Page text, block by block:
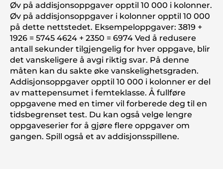
Øv på addisjonsoppgaver opptil 10 000 i kolonner.
Øv på addisjonsoppgaver i kolonner opptil 10 000
på dette nettstedet. Eksempeloppgaver: 3819 +
1926 = 5745 4624 + 2350 = 6974 Ved å redusere
antall sekunder tilgjengelig for hver oppgave, blir
det vanskeligere å avgi riktig svar. På denne
måten kan du sakte øke vanskelighetsgraden.
Addisjonsoppgaver opptil 10 000 i kolonner er del
av mattepensumet i femteklasse. Å fullføre
oppgavene med en timer vil forberede deg til en
tidsbegrenset test. Du kan også velge lengre
oppgaveserier for å gjøre flere oppgaver om
gangen. Spill også et av addisjonsspillene.